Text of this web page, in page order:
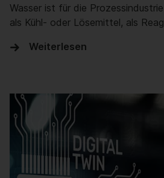
Wasser ist für die
als Kühl- oder Lösemittel, als
Weiterlesen